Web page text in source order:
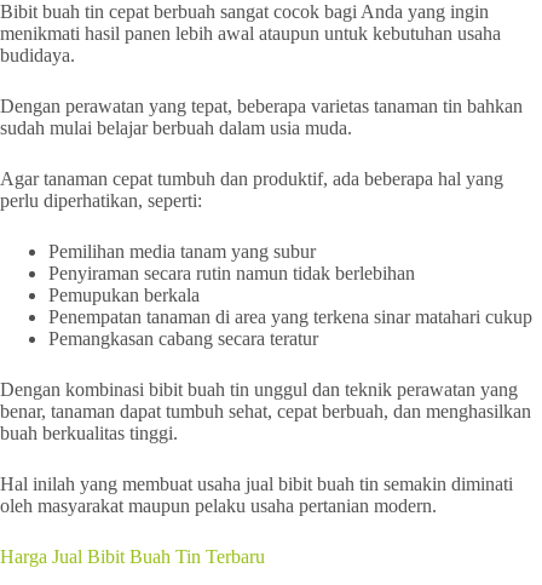
Bibit buah tin cepat berbuah sangat cocok bagi Anda yang ingin
menikmati hasil panen lebih awal ataupun untuk kebutuhan usaha
budidaya.
Dengan perawatan yang tepat, beberapa varietas tanaman tin bahkan
sudah mulai belajar berbuah dalam usia muda.
Agar tanaman cepat tumbuh dan produktif, ada beberapa hal yang
perlu diperhatikan, seperti:
Pemilihan media tanam yang subur
Penyiraman secara rutin namun tidak berlebihan
Pemupukan berkala
Penempatan tanaman di area yang terkena sinar matahari cukup
Pemangkasan cabang secara teratur
Dengan kombinasi bibit buah tin unggul dan teknik perawatan yang
benar, tanaman dapat tumbuh sehat, cepat berbuah, dan menghasilkan
buah berkualitas tinggi.
Hal inilah yang membuat usaha jual bibit buah tin semakin diminati
oleh masyarakat maupun pelaku usaha pertanian modern.
Harga Jual Bibit Buah Tin Terbaru